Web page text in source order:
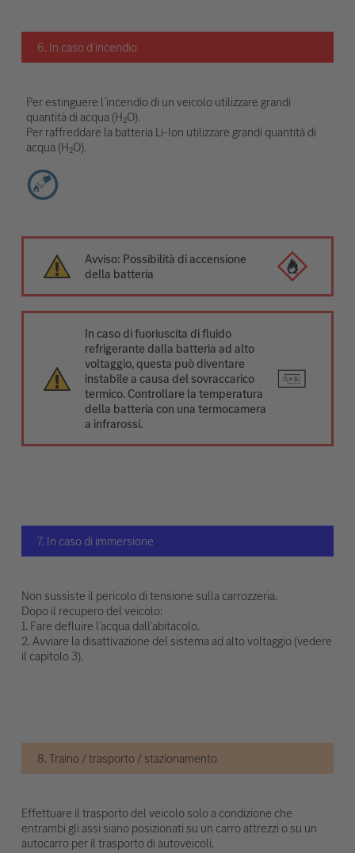
6. In caso d’incendio
Per estinguere l’incendio di un veicolo utilizzare grandi
quantità di acqua (H₂O).
Per raffreddare la batteria Li-Ion utilizzare grandi quantità di
acqua (H₂O).
Avviso: Possibilità di accensione
della batteria
In caso di fuoriuscita di fluido
refrigerante dalla batteria ad alto
voltaggio, questa può diventare
instabile a causa del sovraccarico
termico. Controllare la temperatura
della batteria con una termocamera
a infrarossi.
7. In caso di immersione
Non sussiste il pericolo di tensione sulla carrozzeria.
Dopo il recupero del veicolo:
1. Fare defluire l’acqua dall’abitacolo.
2. Avviare la disattivazione del sistema ad alto voltaggio (vedere
il capitolo 3).
8. Traino / trasporto / stazionamento
Effettuare il trasporto del veicolo solo a condizione che
entrambi gli assi siano posizionati su un carro attrezzi o su un
autocarro per il trasporto di autoveicoli.